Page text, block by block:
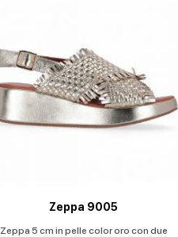
Zeppa 9005
Zeppa 5 cm in pelle color oro con due